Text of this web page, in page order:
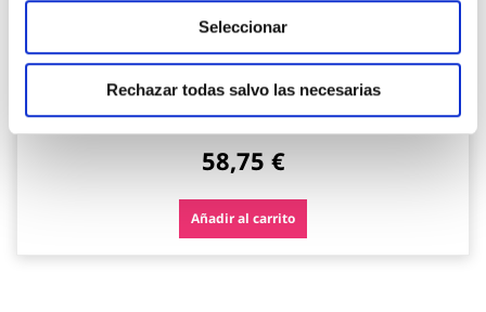
Seleccionar
Rechazar todas salvo las necesarias
Zapato seguridad s3s sr esd forza sporty negro talla 44
58,75 €
Añadir al carrito